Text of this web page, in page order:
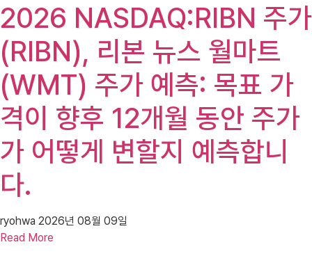
2026 NASDAQ:RIBN 주가
(RIBN), 리본 뉴스 월마트
(WMT) 주가 예측: 목표 가
격이 향후 12개월 동안 주가
가 어떻게 변할지 예측합니
다.
ryohwa 2026년 08월 09일
Read More